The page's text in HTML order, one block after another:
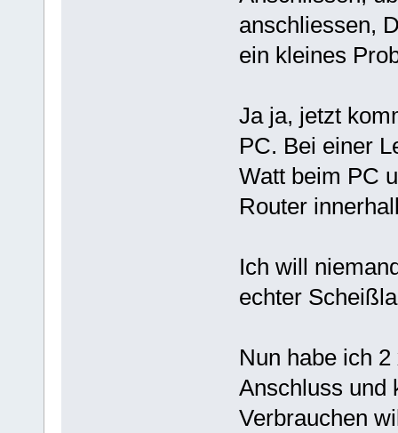
anschliessen,
ein kleines
Ja ja, jetzt
PC. Bei einer
Watt beim PC
Router
Ich will
echter
Nun habe ich
Anschluss und
Verbrauchen